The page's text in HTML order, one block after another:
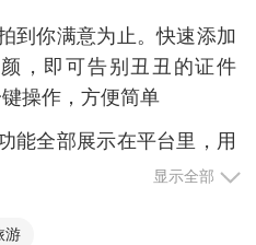
到你满意为止。快速添加
，即可告别丑丑的证件
操作，方便简单
能全部展示在平台里，用
显示全部
游